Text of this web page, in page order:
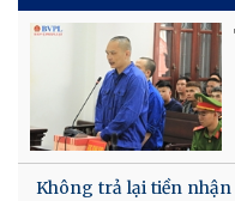
Không trả lại tiền